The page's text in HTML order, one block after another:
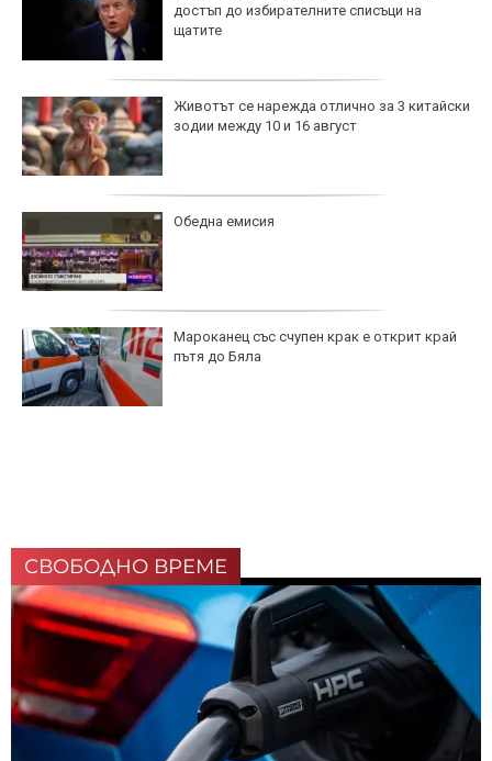
достъп до избирателните списъци на
щатите
Животът се нарежда отлично за 3 китайски
зодии между 10 и 16 август
Обедна емисия
Мароканец със счупен крак е открит край
пътя до Бяла
СВОБОДНО ВРЕМЕ